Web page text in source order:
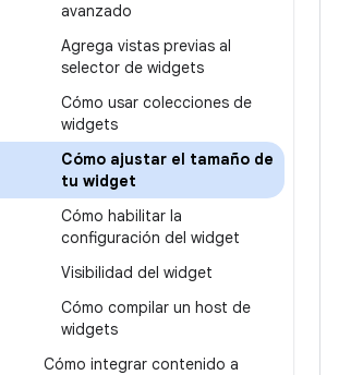
avanzado
Agrega vistas previas al
selector de widgets
Cómo usar colecciones de
widgets
Cómo ajustar el tamaño de
tu widget
Cómo habilitar la
configuración del widget
Visibilidad del widget
Cómo compilar un host de
widgets
Cómo integrar contenido a